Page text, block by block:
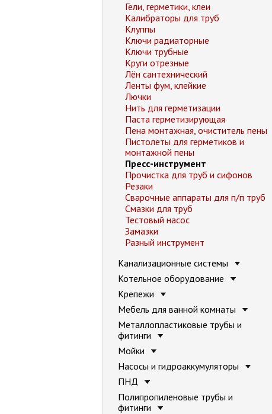
Гели, герметики, клеи
Калибраторы для труб
Клуппы
Ключи радиаторные
Ключи трубные
Круги отрезные
Лён сантехнический
Ленты фум, клейкие
Лючки
Нить для герметизации
Паста герметизирующая
Пена монтажная, очиститель пены
Пистолеты для герметиков и
монтажной пены
Пресс-инструмент
Прочистка для труб и сифонов
Резаки
Сварочные аппараты для п/п труб
Смазки для труб
Тестовый насос
Замазки
Разный инструмент
Канализационные системы
Котельное оборудование
Крепежи
Мебель для ванной комнаты
Металлопластиковые трубы и
фитинги
Мойки
Насосы и гидроаккумуляторы
ПНД
Полипропиленовые трубы и
фитинги